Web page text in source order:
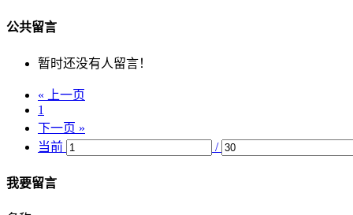
公共留言
暂时还没有人留言！
« 上一页
1
下一页 »
当前
/
我要留言